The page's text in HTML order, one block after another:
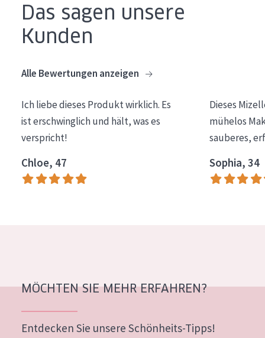
Serum
Reinigung
PRODUKTLINIE
Lift+
Expert
HAUTTYP
Der Sonne ausgesetzte Haut
ALTER
Das sagen unsere
Kunden
Alle Bewertungen anzeigen
Ich liebe dieses Produkt wirklich. Es
ist erschwinglich und hält, was es
verspricht!
Chloe, 47
Dieses
mühelos
sauberes,
Sophia, 34
MÖCHTEN SIE MEHR ERFAHREN?
Entdecken Sie unsere Schönheits-Tipps!